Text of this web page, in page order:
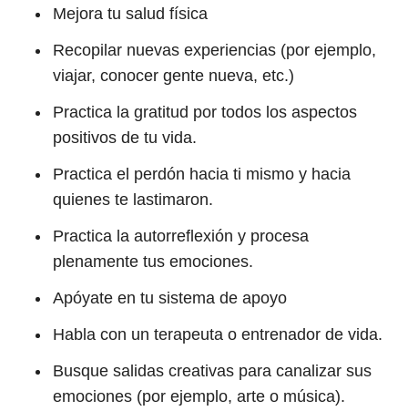
Mejora tu salud física
Recopilar nuevas experiencias (por ejemplo,
viajar, conocer gente nueva, etc.)
Practica la gratitud por todos los aspectos
positivos de tu vida.
Practica el perdón hacia ti mismo y hacia
quienes te lastimaron.
Practica la autorreflexión y procesa
plenamente tus emociones.
Apóyate en tu sistema de apoyo
Habla con un terapeuta o entrenador de vida.
Busque salidas creativas para canalizar sus
emociones (por ejemplo, arte o música).